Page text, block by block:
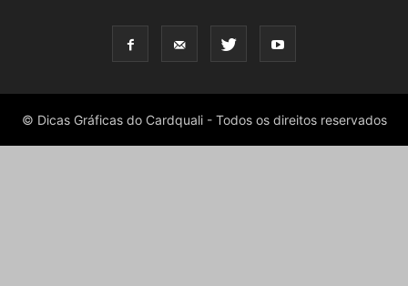
© Dicas Gráficas do Cardquali - Todos os direitos reservados